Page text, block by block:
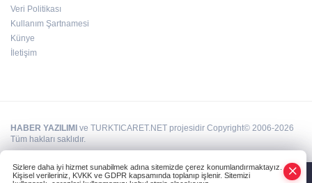
Veri Politikası
Kullanım Şartnamesi
Künye
İletişim
HABER YAZILIMI ve TURKTICARET.NET projesidir Copyright© 2006-2026
Tüm hakları saklıdır.
Sizlere daha iyi hizmet sunabilmek adına sitemizde çerez konumlandırmaktayız.
Kişisel verileriniz, KVKK ve GDPR kapsamında toplanıp işlenir. Sitemizi